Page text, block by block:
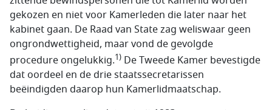
gekozen en niet voor Kamerleden die later naar het
kabinet gaan. De Raad van State zag weliswaar geen
ongrondwettigheid, maar vond de gevolgde
procedure ongelukkig.1) De Tweede Kamer bevestigde
dat oordeel en de drie staatssecretarissen
beëindigden daarop hun Kamerlidmaatschap.